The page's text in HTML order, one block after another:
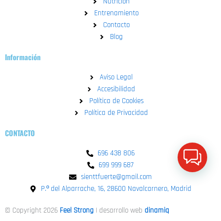
r
a
m
p
p
Entrenamiento
Contacto
Blog
Información
Aviso Legal
Accesibilidad
Política de Cookies
Política de Privacidad
CONTACTO
696 438 806
699 999 687
sienttfuerte@gmail.com
P.º del Alparrache, 16, 28600 Navalcarnero, Madrid
© Copyright 2026 Feel Strong | desarrollo web dinamiq